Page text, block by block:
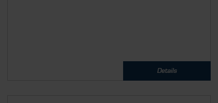
Details